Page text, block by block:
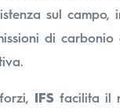
sul campo,
di carbonio
IFS facilita il